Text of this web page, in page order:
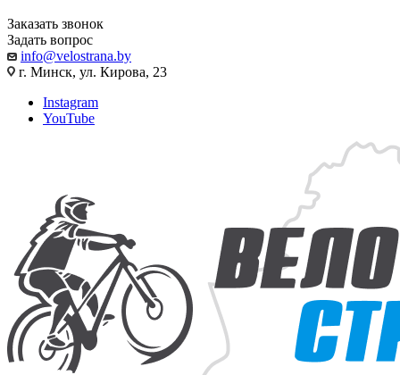
Заказать звонок
Задать вопрос
info@velostrana.by
г. Минск, ул. Кирова, 23
Instagram
YouTube